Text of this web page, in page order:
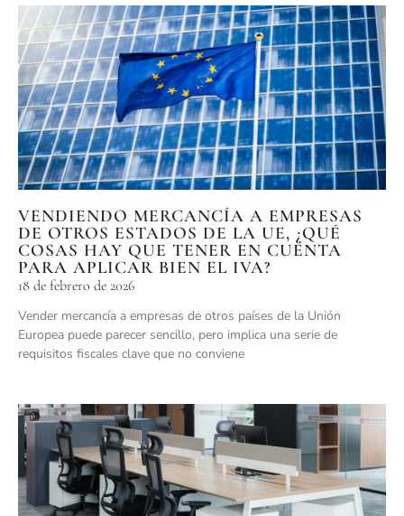
VENDIENDO MERCANCÍA A EMPRESAS
DE OTROS ESTADOS DE LA UE, ¿QUÉ
COSAS HAY QUE TENER EN CUENTA
PARA APLICAR BIEN EL IVA?
18 de febrero de 2026
Vender mercancía a empresas de otros países de la Unión
Europea puede parecer sencillo, pero implica una serie de
requisitos fiscales clave que no conviene